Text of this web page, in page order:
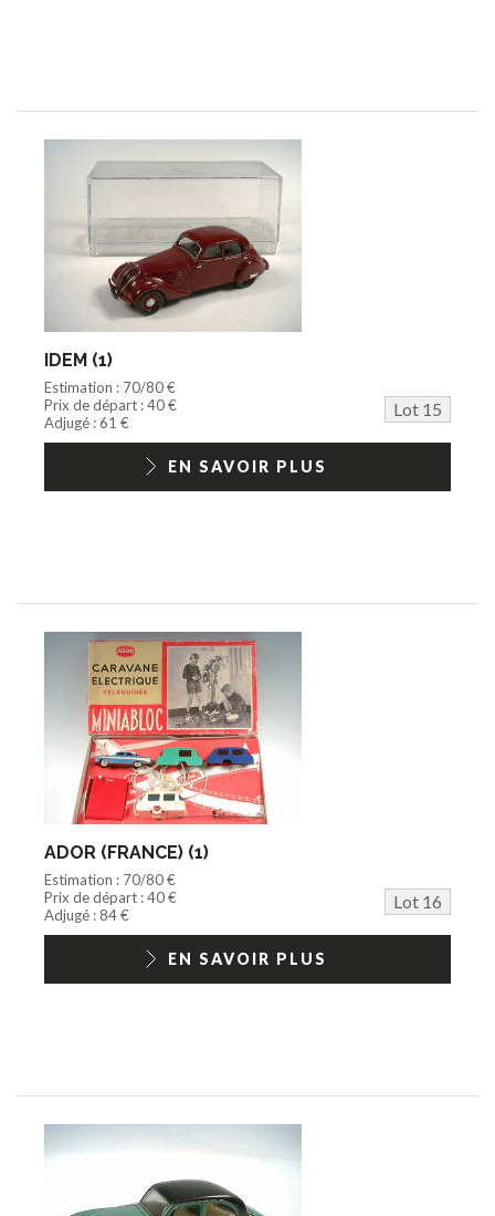
IDEM (1)
Estimation : 70/80 €
Prix de départ : 40 €
Lot 15
Adjugé : 61 €
EN SAVOIR PLUS
ADOR (FRANCE) (1)
Estimation : 70/80 €
Prix de départ : 40 €
Lot 16
Adjugé : 84 €
EN SAVOIR PLUS